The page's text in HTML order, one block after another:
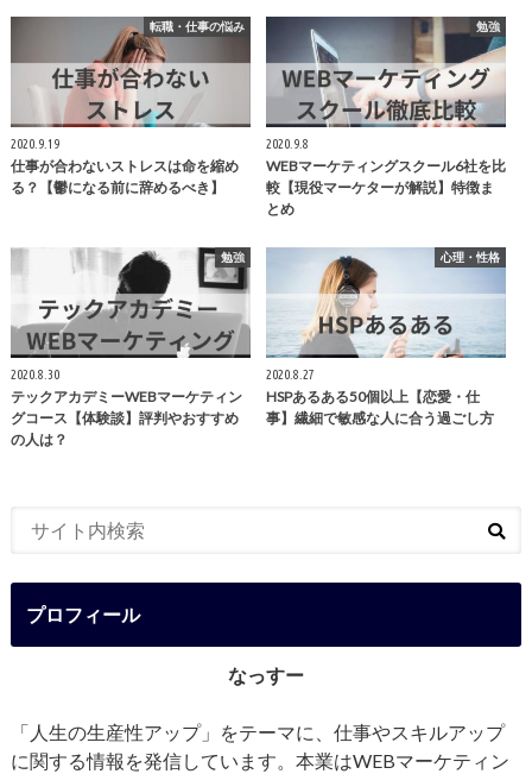
転職・仕事の悩み
2020.9.19
仕事が合わないストレスは命を縮め
る？【鬱になる前に辞めるべき】
勉強
2020.9.8
WEBマーケティングスクール6社を比
較【現役マーケターが解説】特徴ま
とめ
勉強
2020.8.30
テックアカデミーWEBマーケティン
グコース【体験談】評判やおすすめ
の人は？
心理・性格
2020.8.27
HSPあるある50個以上【恋愛・仕
事】繊細で敏感な人に合う過ごし方
プロフィール
なっすー
「人生の生産性アップ」をテーマに、仕事やスキルアップ
に関する情報を発信しています。本業はWEBマーケティン